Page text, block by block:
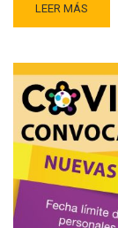
READ
MORE
GANADORES
DEL
1ER.
CONCURSO
«APRENDIZAJE
EN
LA
PANDEMIA
COVID-
LEER MÁS